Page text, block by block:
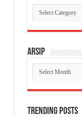
Categories
Arsip
Arsip
Trending Posts